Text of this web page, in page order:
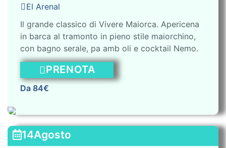
El Arenal
Il grande classico di Vivere Maiorca. Apericena
in barca al tramonto in pieno stile maiorchino,
con bagno serale, pa amb oli e cocktail Nemo.
PRENOTA
Da 84€
14Agosto